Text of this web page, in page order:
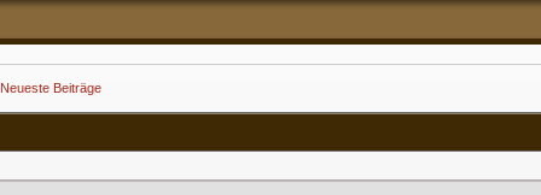
Neueste Beiträge